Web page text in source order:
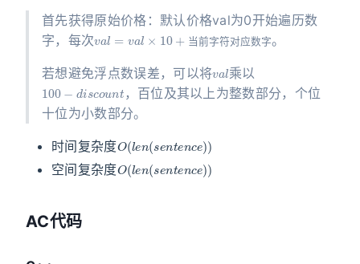
首先获得原始价格：默认价格val为0开始遍历数
字，每次
前 符 对 应 数
val=val× 10+当前字符对应数
字
。
若想避免浮点数误差，可以将 乘以
100−discount
，百位及其以上为整数部分，个位
十位为小数部分。
时间复杂度
空间复杂度
O (len(sentence
AC代码